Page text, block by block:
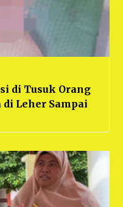
di Tusuk Orang
Leher Sampai